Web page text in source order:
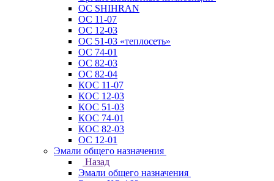
ОС SHIHRAN
ОС 11-07
ОС 12-03
ОС 51-03 «теплосеть»
ОС 74-01
ОС 82-03
ОС 82-04
КОС 11-07
КОС 12-03
КОС 51-03
КОС 74-01
КОС 82-03
ОС 12-01
Эмали общего назначения
Назад
Эмали общего назначения